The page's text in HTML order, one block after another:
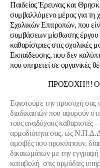
Παιδείας Έρευνας και
συμβαλλόμενο μέρος για τη
Σχολικών Επιτροπών, που
συμβάσεων μίσθωσης έργου
καθαρίστριες στις σχολικές
Εκπαίδευσης, που δεν
που υπηρετεί σε οργανικές
ΠΡΟΣΟΧΗ!!!
Eφιστούμε την προσοχή
διαδικασιών που αφορούν
τους αναδόχους καθαριστές
αρμοδιότητα σας, ως
αμοιβές που προκύπτουν,
δικαιωμάτων με την
καταβολή στις αρμόδιες